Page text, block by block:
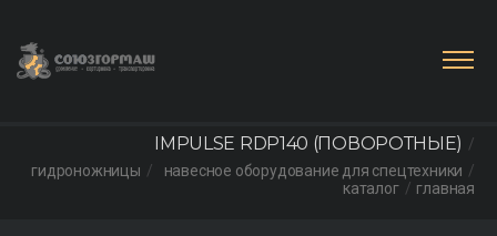
главная
каталог
навесное оборудование для спецтехники
гидроножницы
IMPULSE RDP140 (ПОВОРОТНЫЕ)